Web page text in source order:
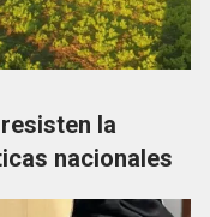
la
nacionales